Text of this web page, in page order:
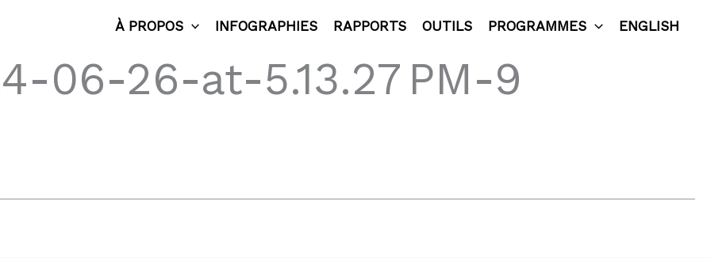
À PROPOS INFOGRAPHIES RAPPORTS OUTILS PROGRAMMES ENGLISH
06-26-at-5.13.27 PM-9